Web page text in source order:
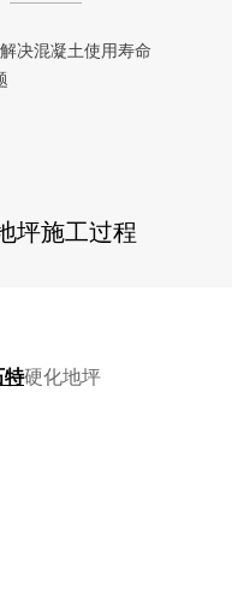
坪施工过程
特硬化地坪